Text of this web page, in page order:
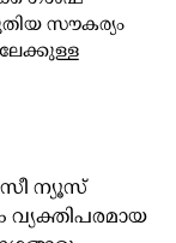
സൗകര്യം
സീ ന്യൂസ്